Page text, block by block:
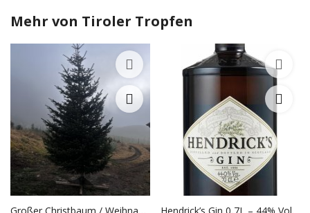
Mehr von Tiroler Tropfen